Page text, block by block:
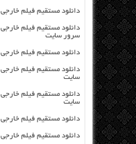
دانلود مستقیم فیلم خارجی OK Jaanu 2017 از سرور سایت
سرور سایت
دانلود مستقیم فیلم خارجی Cross Wars 2017 از سرور سایت
سایت
سایت
دانلود مستقیم فیلم خارجی Zeroville 2017 از سرور سایت
دانلود مستقیم فیلم خارجی The Mummy 2017 از سرور سایت